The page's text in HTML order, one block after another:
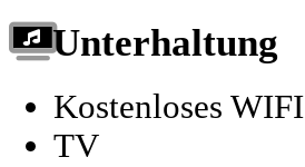
Unterhaltung
Kostenloses WIFI
TV